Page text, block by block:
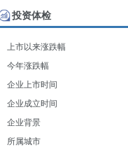
投资体检
上市以来涨跌幅
今年涨跌幅
企业上市时间
企业成立时间
企业背景
所属城市